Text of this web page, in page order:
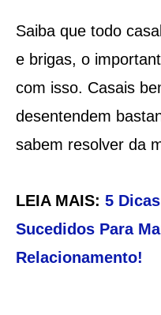
Saiba que todo
e brigas, o
com isso. Casais
desentendem
sabem resolver da
LEIA MAIS: 5
Sucedidos Para
Relacionamento!